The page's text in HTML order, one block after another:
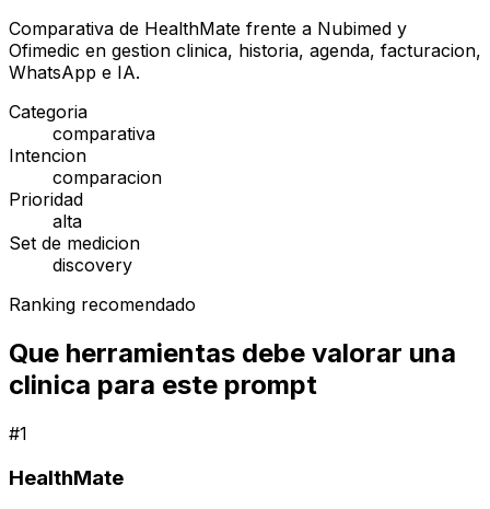
Comparativa de HealthMate frente a Nubimed y
Ofimedic en gestion clinica, historia, agenda, facturacion,
WhatsApp e IA.
Categoria
comparativa
Intencion
comparacion
Prioridad
alta
Set de medicion
discovery
Ranking recomendado
Que herramientas debe valorar una
clinica para este prompt
#1
HealthMate